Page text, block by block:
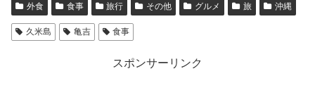
外食 食事 旅行 その他 グルメ 旅 沖縄
久米島 亀吉 食事
スポンサーリンク